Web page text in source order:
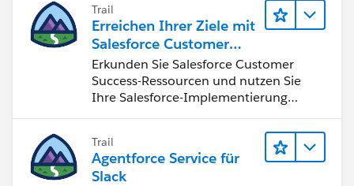
Trail
Erreichen Ihrer Ziele mit
Salesforce Customer
Success
Erkunden Sie Salesforce Customer
Success-Ressourcen und nutzen Sie
Ihre Salesforce-Implementierung
Trail
Agentforce Service für
Slack